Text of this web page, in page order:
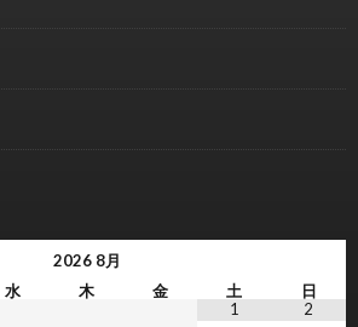
2026 8月
水 木 金 土
日
1
2